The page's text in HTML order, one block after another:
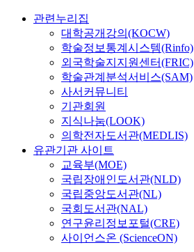
관련누리집
대학공개강의(KOCW)
학술정보통계시스템(Rinfo)
외국학술지지원센터(FRIC)
학술관계분석서비스(SAM)
사서커뮤니티
기관회원
지식나눔(LOOK)
의학전자도서관(MEDLIS)
유관기관 사이트
교육부(MOE)
국립장애인도서관(NLD)
국립중앙도서관(NL)
국회도서관(NAL)
연구윤리정보포털(CRE)
사이언스온 (ScienceON)